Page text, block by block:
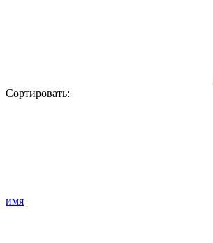
Сортировать:
имя